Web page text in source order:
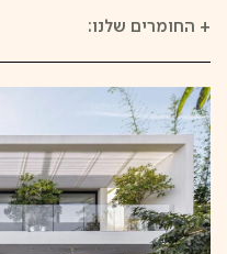
+ החומרים שלנו: